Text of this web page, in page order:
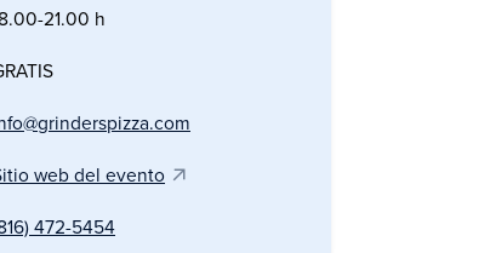
21.00 h
web del evento
472-5454